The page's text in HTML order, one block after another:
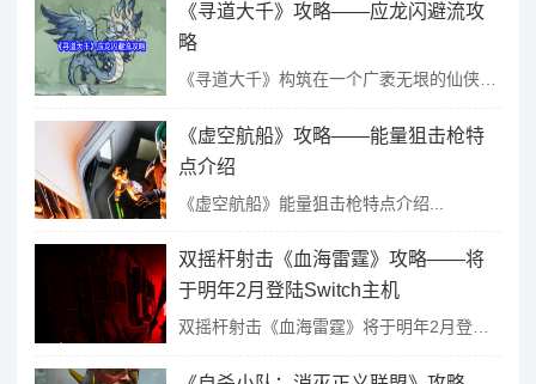
《寻道大千》攻略——应龙闪避流攻
略
《寻道大千》构筑在一个广袤无垠的仙侠宇宙中，玩家作为一名修真者，在不同维度的世界穿梭探索，当然需要我们都强大的战力才能更好的游历，接下来给大家带来了《寻道大千》应龙闪避流攻略，此流派目标是最大化应龙伤...
《虚空航船》攻略——能量狙击枪特
点介绍
《虚空航船》能量狙击枪特点介绍...
双摇杆射击《血海雷霆》攻略——将
于明年2月登陆Switch主机
双摇杆射击《血海雷霆》将于明年2月登陆Switch主机...